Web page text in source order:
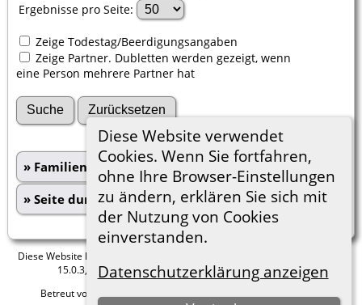
Diese Website verwendet
Cookies. Wenn Sie fortfahren,
ohne Ihre Browser-Einstellungen
zu ändern, erklären Sie sich mit
der Nutzung von Cookies
einverstanden.
Datenschutzerklärung anzeigen
Ergebnisse pro Seite:
Zeige Todestag/Beerdigungsangaben
Zeige Partner. Dubletten werden gezeigt, wenn
eine Person mehrere Partner hat
» Familien suchen
» Seite durchsuchen
Diese Website läuft mit
15.0.3, programmiert von Darrin Lythgoe © 2001-2026.
Betreut von